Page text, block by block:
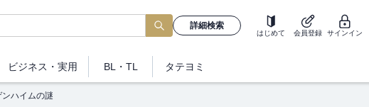
詳細検索
はじめて 会員登録 サインイン
ビジネス ・実用 BL・TL タテヨミ
ンハイムの謎